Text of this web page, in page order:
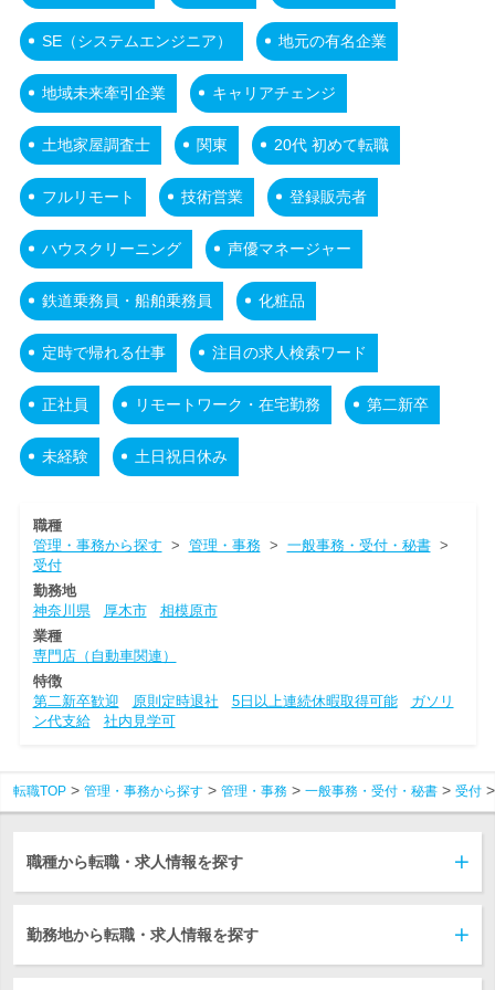
SE（システムエンジニア） 地元の有名企業
地域未来牽引企業 キャリアチェンジ
土地家屋調査士 関東 20代 初めて転職
フルリモート 技術営業 登録販売者
ハウスクリーニング 声優マネージャー
鉄道乗務員・船舶乗務員 化粧品
定時で帰れる仕事 注目の求人検索ワード
正社員 リモートワーク・在宅勤務 第二新卒
未経験 土日祝日休み
職種
管理・事務から探す > 管理・事務> 一般事務・受付・秘書>
受付
勤務地
神奈川県
厚木市
相模原市
業種
専門店（自動車関連）
特徴
第二新卒歓迎
原則定時退社 5日以上連続休暇取得可能
ガソリ
ン代支給
社内見学可
転職TOP 管理・事務から探す 管理・事務 一般事務・受付・秘書 受付
職種から転職・求人情報を探す
勤務地から転職・求人情報を探す